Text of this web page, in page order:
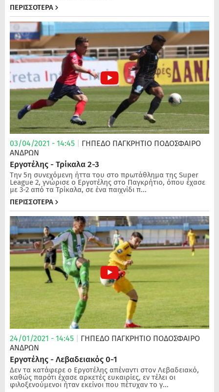
ΠΕΡΙΣΣΟΤΕΡΑ
03/04/2021 - 14:45 ΓΗΠΕΔΟ ΠΑΓΚΡΗΤΙΟ ΠΟΔΌΣΦΑΙΡΟ
ΑΝΔΡΏΝ
Εργοτέλης - Τρίκαλα 2-3
Tην 5η συνεχόμενη ήττα του στο πρωτάθλημα της Super
League 2, γνώρισε ο Εργοτέλης στο Παγκρήτιο, όπου έχασε
με 3-2 από τα Τρίκαλα, σε ένα παιχνίδι π...
ΠΕΡΙΣΣΟΤΕΡΑ
24/01/2021 - 14:45 ΓΗΠΕΔΟ ΠΑΓΚΡΗΤΙΟ ΠΟΔΌΣΦΑΙΡΟ
ΑΝΔΡΏΝ
Εργοτέλης - Λεβαδειακός 0-1
Δεν τα κατάφερε ο Εργοτέλης απέναντι στον Λεβαδειακό,
καθώς παρότι έχασε αρκετές ευκαιρίες, εν τέλει οι
φιλοξενούμενοι ήταν εκείνοι που πέτυχαν το γ...